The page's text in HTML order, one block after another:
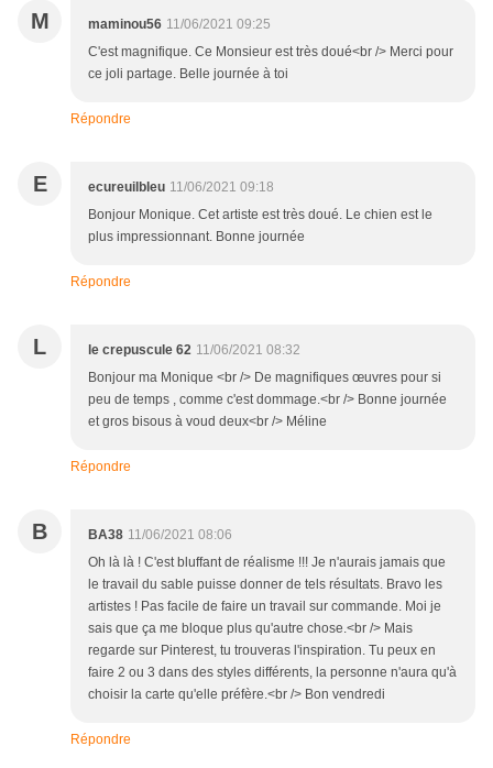
M maminou56 11/06/2021 09:25
C'est magnifique. Ce Monsieur est très doué<br /> Merci pour
ce joli partage. Belle journée à toi
Répondre
E ecureuilbleu 11/06/2021 09:18
Bonjour Monique. Cet artiste est très doué. Le chien est le
plus impressionnant. Bonne journée
Répondre
L le crepuscule 62 11/06/2021 08:32
Bonjour ma Monique <br /> De magnifiques œuvres pour si
peu de temps , comme c'est dommage.<br /> Bonne journée
et gros bisous à voud deux<br /> Méline
Répondre
B BA38 11/06/2021 08:06
Oh là là ! C'est bluffant de réalisme !!! Je n'aurais jamais que
le travail du sable puisse donner de tels résultats. Bravo les
artistes ! Pas facile de faire un travail sur commande. Moi je
sais que ça me bloque plus qu'autre chose.<br /> Mais
regarde sur Pinterest, tu trouveras l'inspiration. Tu peux en
faire 2 ou 3 dans des styles différents, la personne n'aura qu'à
choisir la carte qu'elle préfère.<br /> Bon vendredi
Répondre